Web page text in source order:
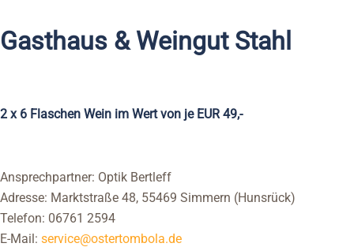
Gasthaus & Weingut Stahl
2 x 6 Flaschen Wein im Wert von je EUR 49,-
Ansprechpartner: Optik Bertleff
Adresse: Marktstraße 48, 55469 Simmern (Hunsrück)
Telefon: 06761 2594
E-Mail: service@ostertombola.de